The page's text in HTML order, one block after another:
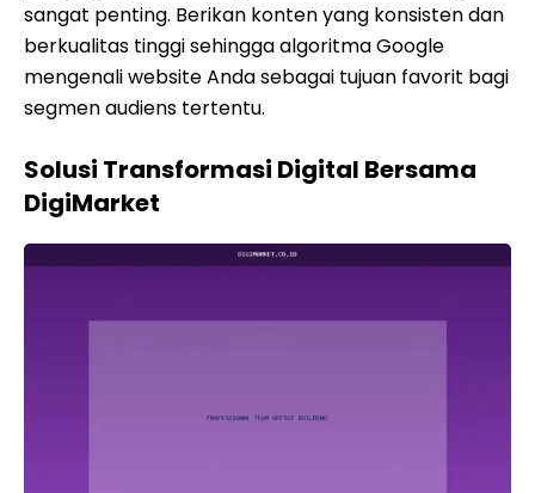
sangat penting. Berikan konten yang konsisten dan
berkualitas tinggi sehingga algoritma Google
mengenali website Anda sebagai tujuan favorit bagi
segmen audiens tertentu.
Solusi Transformasi Digital Bersama
DigiMarket